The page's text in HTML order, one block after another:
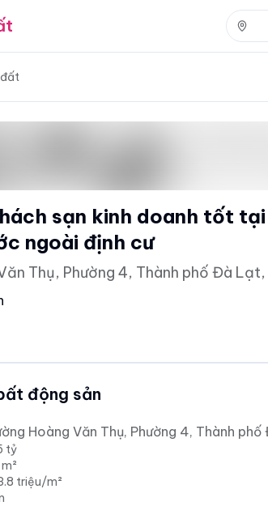
sạn kinh doanh tốt
ngoài định cư
Thụ, Phường 4, Thành phố Đà
động sản
Hoàng Văn Thụ, Phường 4, Thành
tỷ
triệu/m²